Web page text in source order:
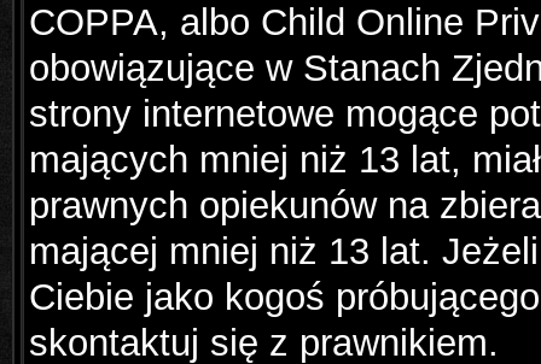
COPPA, albo Child Online
obowiązujące w Stanach
strony internetowe mogące
mających mniej niż 13 lat,
prawnych opiekunów na
mającej mniej niż 13 lat.
Ciebie jako kogoś
skontaktuj się z prawnikiem.